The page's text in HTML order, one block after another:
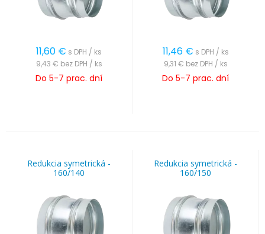
11,60 € s DPH / ks
9,43 € bez DPH / ks
Do 5-7 prac. dní
11,46 € s DPH / ks
9,31 € bez DPH / ks
Do 5-7 prac. dní
Redukcia symetrická -
160/140
Redukcia symetrická -
160/150